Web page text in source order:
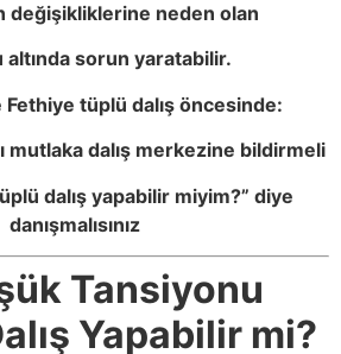
değişikliklerine neden olan
altında sorun yaratabilir.
tüplü dalış öncesinde:
mutlaka dalış merkezine bildirmeli
dalış yapabilir miyim?” diye
danışmalısınız
Tansiyonu
Yapabilir mi?